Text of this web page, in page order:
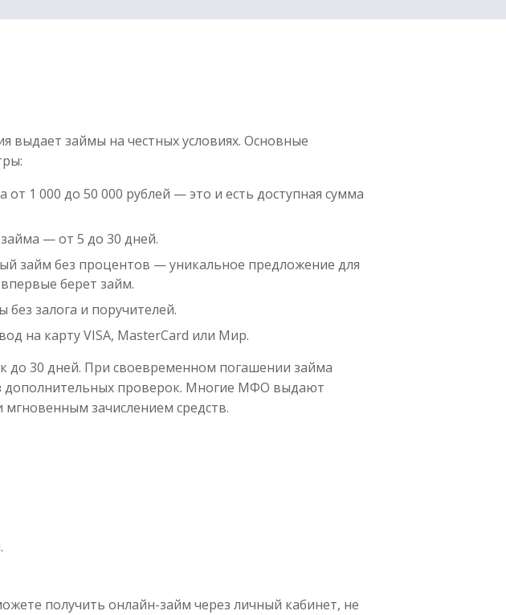
выдает займы на честных условиях. Основные
от 1 000 до 50 000 рублей — это и есть доступная сумма
— от 5 до 30 дней.
займ без процентов — уникальное предложение для
берет займ.
без залога и поручителей.
на карту VISA, MasterCard или Мир.
до 30 дней. При своевременном погашении займа
дополнительных проверок. Многие МФО выдают
зачислением средств.
получить онлайн-займ через личный кабинет, не